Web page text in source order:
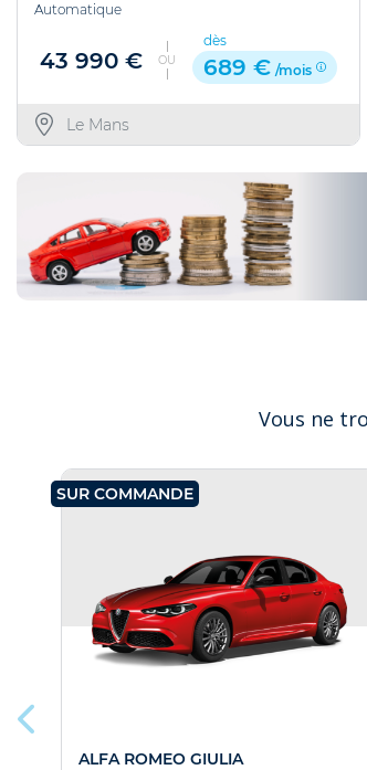
Automatique
43 990 € OU
dès
689 € /mois
Le Mans
Vous ne
SUR COMMANDE
ALFA ROMEO GIULIA